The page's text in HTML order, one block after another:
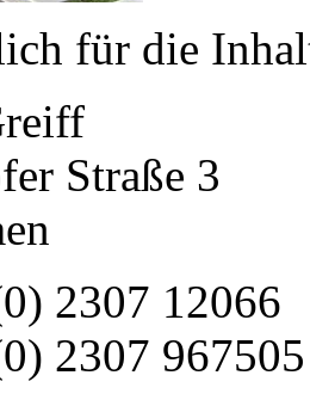
für die
Straße 3
2307 12066
2307 967505